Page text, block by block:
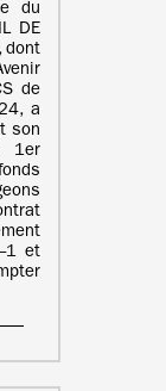
du
DE
dont
de
a
son
1er
et